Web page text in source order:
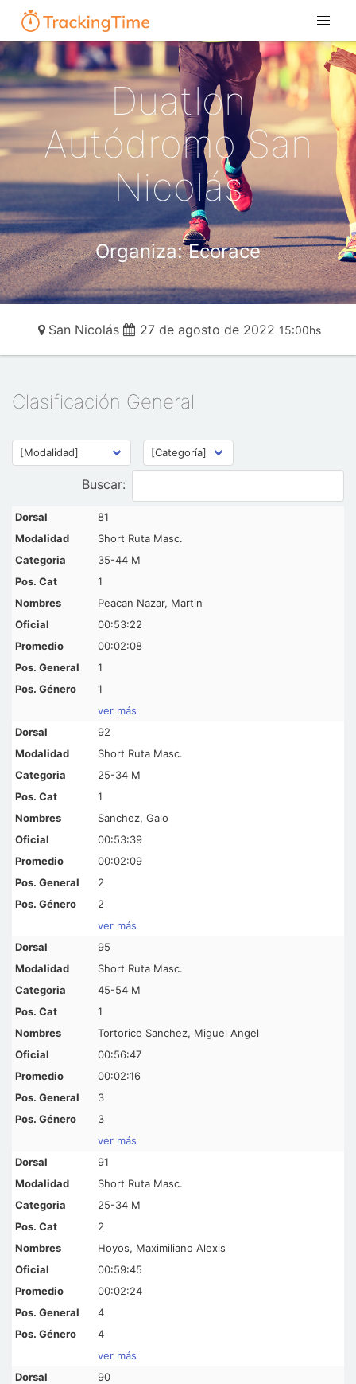
Duatlon
Autódromo San
Nicolás
Organiza: Ecorace
San Nicolás 27 de agosto de 2022 15:00hs
Clasificación General
Buscar:
81
Short Ruta Masc.
35-44 M
1
Peacan Nazar, Martin
00:53:22
00:02:08
1
1
ver más
92
Short Ruta Masc.
25-34 M
1
Sanchez, Galo
00:53:39
00:02:09
2
2
ver más
95
Short Ruta Masc.
45-54 M
1
Tortorice Sanchez, Miguel Angel
00:56:47
00:02:16
3
3
ver más
91
Short Ruta Masc.
25-34 M
2
Hoyos, Maximiliano Alexis
00:59:45
00:02:24
4
4
ver más
90